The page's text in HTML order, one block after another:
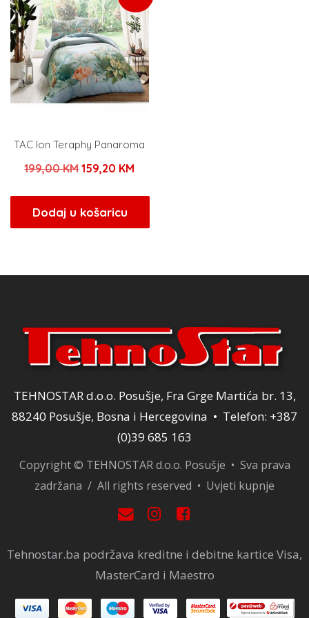
TAC Ion Teraphy Panaroma
199,00KMIzvorna
bila
je:
159,20 KM
159,20 KM.
Dodaj u košaricu
TEHNOSTAR d.o.o. Posušje, Fra Grge Martića br. 13,
88240 Posušje, Bosna i Hercegovina • Telefon: +387
(0)39 685 163
Copyright © TEHNOSTAR d.o.o. Posušje • Sva prava
zadržana / All rights reserved • Uvjeti kupnje
Tehnostar.ba podržava kreditne i debitne kartice Visa,
MasterCard i Maestro